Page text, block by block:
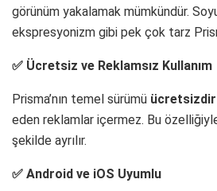
görünüm yakalamak mümkündür.
ekspresyonizm gibi pek çok tarz
✅ Ücretsiz ve Reklamsız Kullanım
Prisma’nın temel sürümü ücretsizdir
eden reklamlar içermez. Bu
şekilde ayrılır.
✅ Android ve iOS Uyumlu